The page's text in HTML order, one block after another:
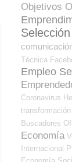
Objetivos
Técnica
Empleo
Coronavirus
transformación
Buscadores
Economía
Internacional